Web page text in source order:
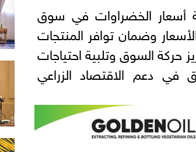
أسعار الخضراوات في سوق
وضمان توافر المنتجات
حركة السوق وتلبية احتياجات
دعم الاقتصاد الزراعي